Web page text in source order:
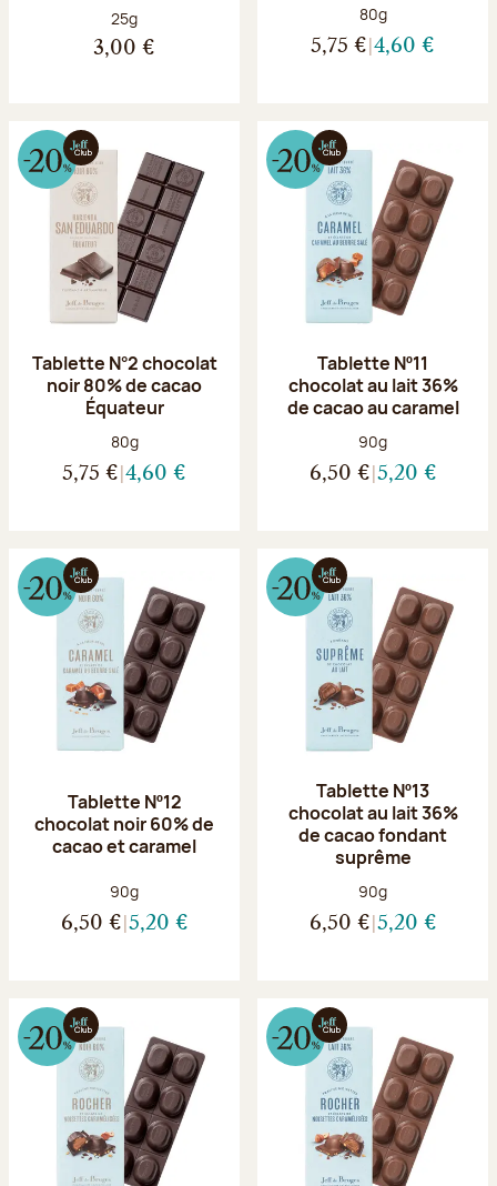
Poids net :
25g
3,00 €
Poids net :
80g
5,75 € 4,60 €
Tablette N°2 chocolat
noir 80% de cacao
Équateur
Poids net :
80g
5,75 € 4,60 €
Tablette Nº11
chocolat au lait 36%
de cacao au caramel
Poids net :
90g
6,50 € 5,20 €
Tablette Nº12
chocolat noir 60% de
cacao et caramel
Poids net :
90g
6,50 € 5,20 €
Tablette Nº13
chocolat au lait 36%
de cacao fondant
suprême
Poids net :
90g
6,50 € 5,20 €